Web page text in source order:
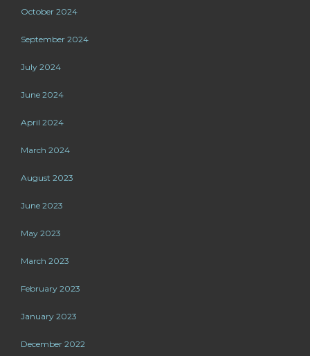
October 2024
September 2024
July 2024
June 2024
April 2024
March 2024
August 2023
June 2023
May 2023
March 2023
February 2023
January 2023
December 2022